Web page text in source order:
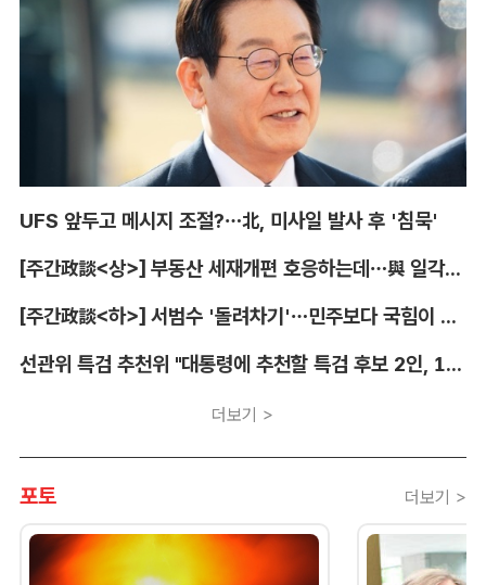
UFS 앞두고 메시지 조절?…北, 미사일 발사 후 '침묵'
[주간政談<상>] 부동산 세재개편 호응하는데…與 일각의 속내
[주간政談<하>] 서범수 '돌려차기'…민주보다 국힘이 더 발끈
선관위 특검 추천위 "대통령에 추천할 특검 후보 2인, 14일 확정"
더보기 >
포토 더보기 >